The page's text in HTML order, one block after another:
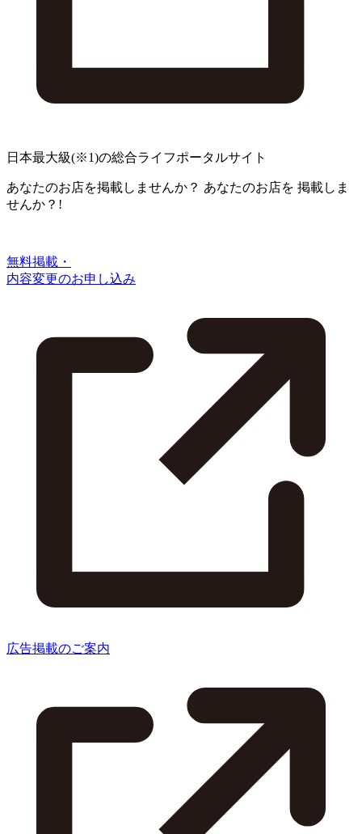
日本最大級(※1)の総合ライフポータルサイト
あなたのお店を掲載しませんか？ あなたのお店を 掲載しま
せんか？!
無料掲載・
内容変更のお申し込み
広告掲載のご案内